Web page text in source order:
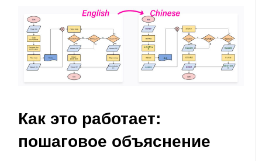
Как это работает:
пошаговое объяснение